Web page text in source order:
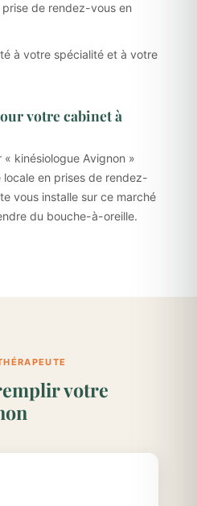
de rendez-vous en
à votre spécialité et à votre
votre cabinet à
kinésiologue Avignon »
en prises de rendez-
vous installe sur ce marché
du bouche-à-oreille.
votre